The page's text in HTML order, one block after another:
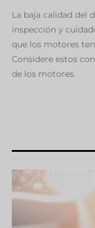
La baja calidad del
inspección y
que los motores
Considere estos
de los motores.